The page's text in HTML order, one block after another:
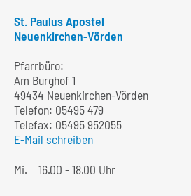
St. Paulus Apostel
Neuenkirchen-Vörden
Pfarrbüro:
Am Burghof 1
49434 Neuenkirchen-Vörden
Telefon: 05495 479
Telefax: 05495 952055
E-Mail schreiben
Mi.
16.00 - 18.00 Uhr